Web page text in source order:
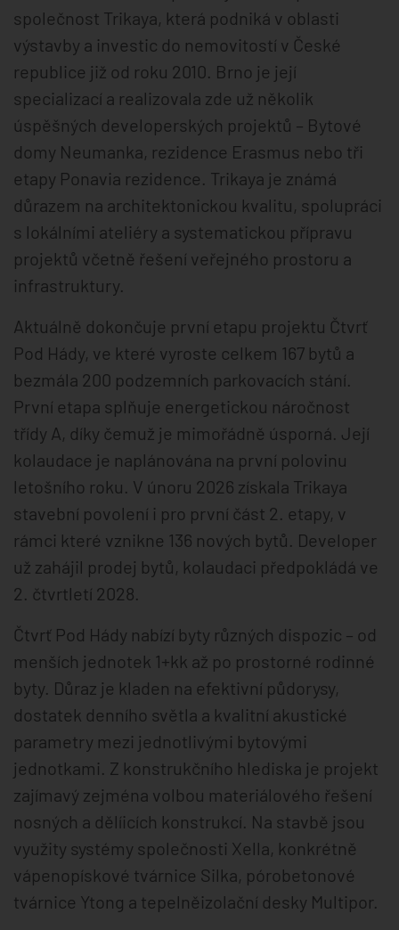
společnost Trikaya, která podniká v oblasti
výstavby a investic do nemovitostí v České
republice již od roku 2010. Brno je její
specializací a realizovala zde už několik
úspěšných developerských projektů – Bytové
domy Neumanka, rezidence Erasmus nebo tři
etapy Ponavia rezidence. Trikaya je známá
důrazem na architektonickou kvalitu, spolupráci
s lokálními ateliéry a systematickou přípravu
projektů včetně řešení veřejného prostoru a
infrastruktury.
Aktuálně dokončuje první etapu projektu Čtvrť
Pod Hády, ve které vyroste celkem 167 bytů a
bezmála 200 podzemních parkovacích stání.
První etapa splňuje energetickou náročnost
třídy A, díky čemuž je mimořádně úsporná. Její
kolaudace je naplánována na první polovinu
letošního roku. V únoru 2026 získala Trikaya
stavební povolení i pro první část 2. etapy, v
rámci které vznikne 136 nových bytů. Developer
už zahájil prodej bytů, kolaudaci předpokládá ve
2. čtvrtletí 2028.
Čtvrť Pod Hády nabízí byty různých dispozic – od
menších jednotek 1+kk až po prostorné rodinné
byty. Důraz je kladen na efektivní půdorysy,
dostatek denního světla a kvalitní akustické
parametry mezi jednotlivými bytovými
jednotkami. Z konstrukčního hlediska je projekt
zajímavý zejména volbou materiálového řešení
nosných a dělíicích konstrukcí. Na stavbě jsou
využity systémy společnosti Xella, konkrétně
vápenopískové tvárnice Silka, pórobetonové
tvárnice Ytong a tepelněizolační desky Multipor.